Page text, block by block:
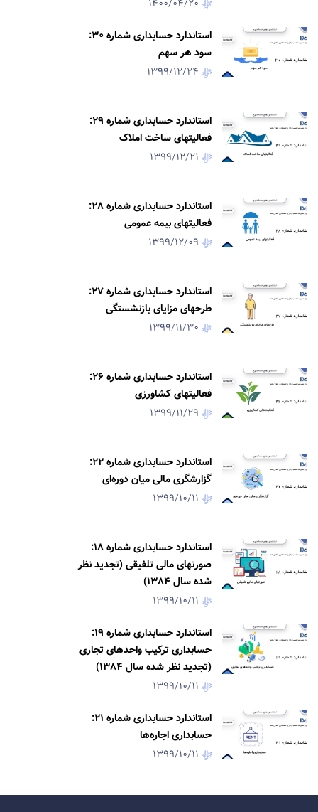
استاندارد حسابداری شماره 30:
سود هر سهم
استاندارد حسابداری شماره 29:
فعالیتهای ساخت املاک
استاندارد حسابداری شماره 28:
فعالیتهاى بیمه عمومى‏
استاندارد حسابداری شماره 27:
طرحهای مزایای بازنشستگی
استاندارد حسابداری شماره 26:
فعالیتهای کشاورزی
استاندارد حسابداری شماره 22:
گزارشگری مالی میان دوره‌ای
استاندارد حسابداری شماره 18:
صورتهای مالی تلفیقی (تجدید نظر
شده سال 1384)
استاندارد حسابداری شماره 19:
حسابداری ترکیب واحدهای تجاری
(تجدید نظر شده سال 1384)
استاندارد حسابداری شماره 21:
حسابداری اجاره‌ها